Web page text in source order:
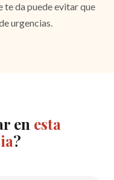
da puede evitar que
urgencias.
en esta
?